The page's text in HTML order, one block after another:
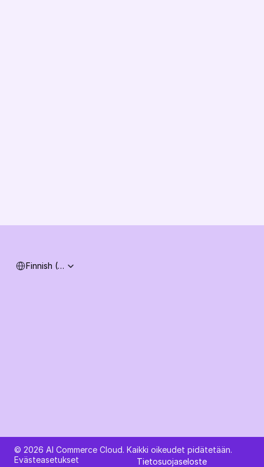
Finnish (Finland)
© 2026 AI Commerce Cloud. Kaikki oikeudet pidätetään.
Evästeasetukset
Tietosuojaseloste